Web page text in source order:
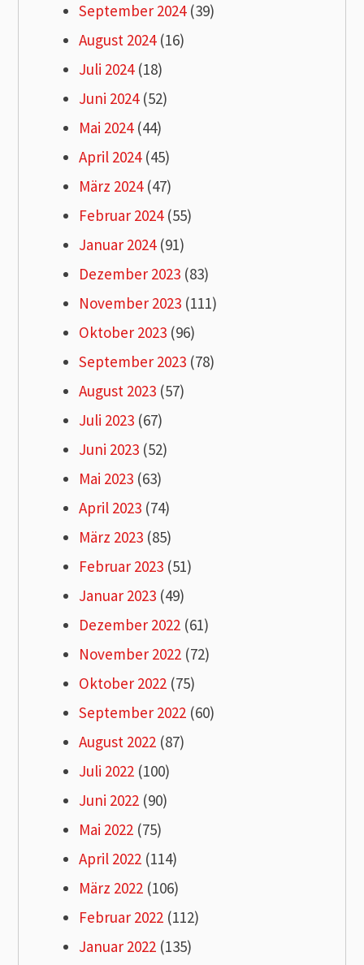
September 2024(39)
August 2024(16)
Juli 2024(18)
Juni 2024(52)
Mai 2024(44)
April 2024(45)
März 2024(47)
Februar 2024(55)
Januar 2024(91)
Dezember 2023 (83)
November 2023 (111)
Oktober 2023 (96)
September 2023 (78)
August 2023 (57)
Juli 2023 (67)
Juni 2023 (52)
Mai 2023 (63)
April 2023 (74)
März 2023 (85)
Februar 2023 (51)
Januar 2023 (49)
Dezember 2022 (61)
November 2022 (72)
Oktober 2022 (75)
September 2022 (60)
August 2022 (87)
Juli 2022 (100)
Juni 2022 (90)
Mai 2022 (75)
April 2022 (114)
März 2022 (106)
Februar 2022 (112)
Januar 2022 (135)